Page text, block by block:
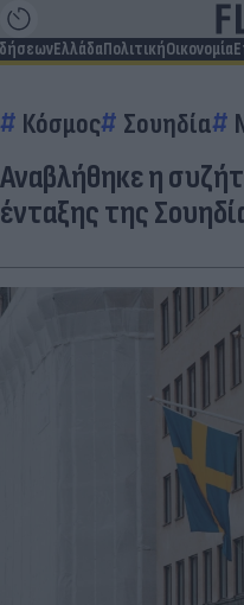
ΕλλάδαΠολιτικήΟικονομία
Κόσμος Σουηδία
Αναβλήθηκε η
ένταξης της